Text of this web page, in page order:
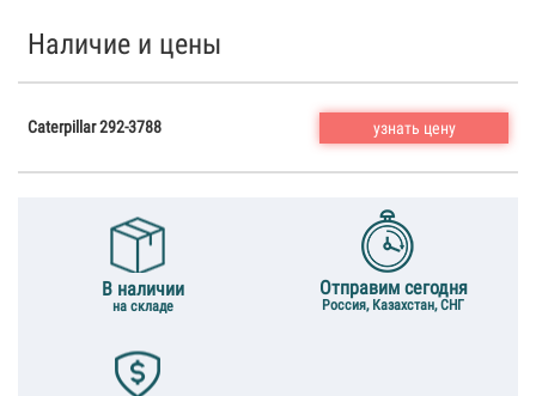
Наличие и цены
Caterpillar 292-3788 узнать цену
В наличии
на складе
Отправим сегодня
Россия, Казахстан, СНГ